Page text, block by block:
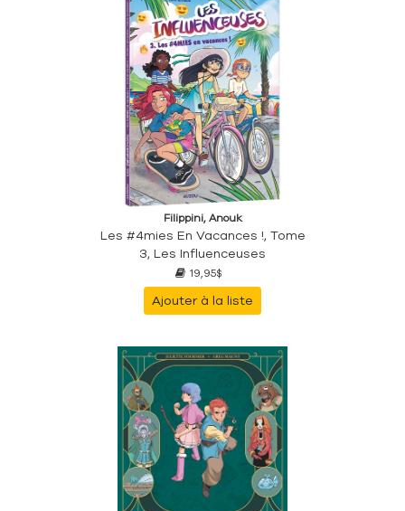
Filippini, Anouk
Les #4mies En Vacances !, Tome
3, Les Influenceuses
19,95$
Ajouter à la liste